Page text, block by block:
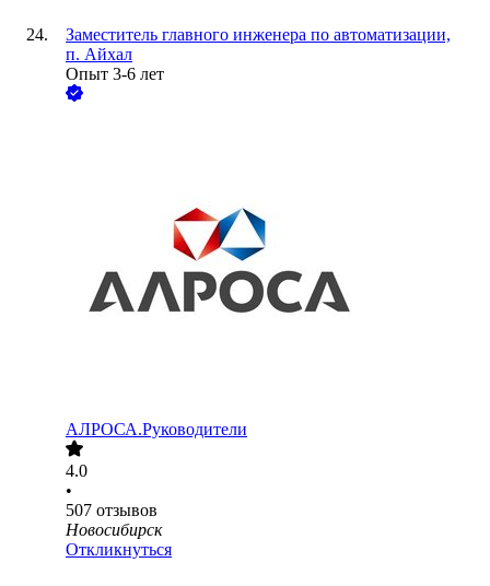
Заместитель главного инженера по автоматизации,
п. Айхал
Опыт 3-6 лет
АЛРОСА.Руководители
4.0
•
507 отзывов
Новосибирск
Откликнуться